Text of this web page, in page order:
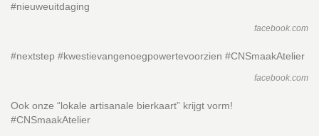
#nieuweuitdaging
facebook.com
#nextstep #kwestievangenoegpowertevoorzien #CNSmaakAtelier
facebook.com
Ook onze “lokale artisanale bierkaart” krijgt vorm!
#CNSmaakAtelier